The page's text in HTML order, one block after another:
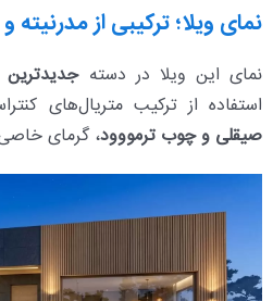
نمای ویلا؛ ترکیبی از
نمای این ویلا در دسته
استفاده از ترکیب متریال‌های
صیقلی و چوب ترمووود، گرمای